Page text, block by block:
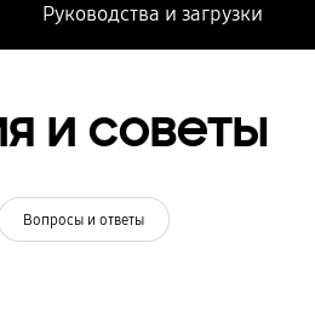
Руководства и загрузки
и советы
Вопросы и ответы